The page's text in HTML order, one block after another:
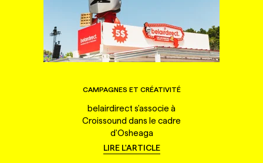
CAMPAGNES ET CRÉATIVITÉ
belairdirect s'associe à
Croissound dans le cadre
d'Osheaga
LIRE L'ARTICLE